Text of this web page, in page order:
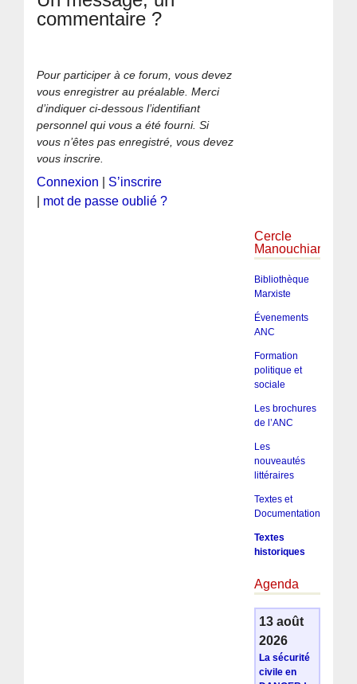
commentaire ?
Pour participer à ce forum, vous devez
vous enregistrer au préalable. Merci
d’indiquer ci-dessous l’identifiant
personnel qui vous a été fourni. Si
vous n’êtes pas enregistré, vous devez
vous inscrire.
Connexion
S’inscrire
mot de passe oublié ?
Cercle
Manouchian
Bibliothèque
Marxiste
Évenements
ANC
Formation
politique et
sociale
Les brochures
de l’ANC
Les
nouveautés
littéraires
Textes et
Documentation
Textes
historiques
Agenda
13 août
2026
La sécurité
civile en